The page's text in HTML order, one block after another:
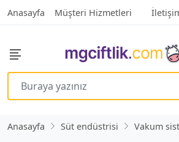
Anasayfa Müşteri Hizmetleri
Anasayfa Süt endüstrisi
Vakum